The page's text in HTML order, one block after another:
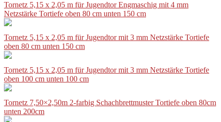
Tornetz 5,15 x 2,05 m für Jugendtor Engmaschig mit 4 mm
Netzstärke Tortiefe oben 80 cm unten 150 cm
Tornetz 5,15 x 2,05 m für Jugendtor mit 3 mm Netzstärke Tortiefe
oben 80 cm unten 150 cm
Tornetz 5,15 x 2,05 m für Jugendtor mit 3 mm Netzstärke Tortiefe
oben 100 cm unten 100 cm
Tornetz 7,50×2,50m 2-farbig Schachbrettmuster Tortiefe oben 80cm
unten 200cm